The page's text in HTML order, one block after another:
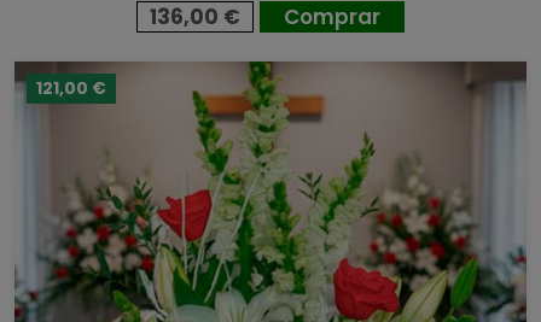
136,00 € Comprar
121,00 €